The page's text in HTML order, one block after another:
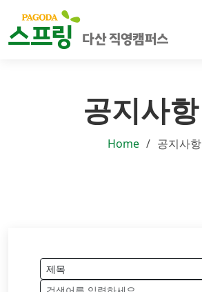
공지사항
Home 공지사항